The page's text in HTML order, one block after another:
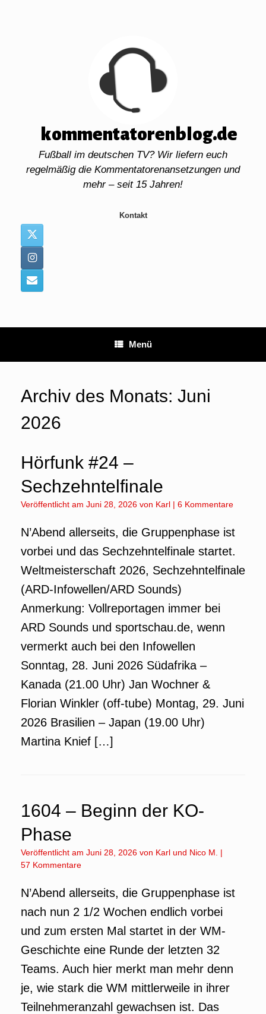
kommentatorenblog.de
Fußball im deutschen TV? Wir liefern euch
regelmäßig die Kommentatorenansetzungen und
mehr – seit 15 Jahren!
Kontakt
Menü
Archiv des Monats: Juni
2026
Hörfunk #24 –
Sechzehntelfinale
Veröffentlicht am Juni 28, 2026 von Karl | 6 Kommentare
N’Abend allerseits, die Gruppenphase ist
vorbei und das Sechzehntelfinale startet.
Weltmeisterschaft 2026, Sechzehntelfinale
(ARD-Infowellen/ARD Sounds)
Anmerkung: Vollreportagen immer bei
ARD Sounds und sportschau.de, wenn
vermerkt auch bei den Infowellen
Sonntag, 28. Juni 2026 Südafrika –
Kanada (21.00 Uhr) Jan Wochner &
Florian Winkler (off-tube) Montag, 29. Juni
2026 Brasilien – Japan (19.00 Uhr)
Martina Knief […]
1604 – Beginn der KO-
Phase
Veröffentlicht am Juni 28, 2026 von Karl und Nico M.
|
57 Kommentare
N’Abend allerseits, die Gruppenphase ist
nach nun 2 1/2 Wochen endlich vorbei
und zum ersten Mal startet in der WM-
Geschichte eine Runde der letzten 32
Teams. Auch hier merkt man mehr denn
je, wie stark die WM mittlerweile in ihrer
Teilnehmeranzahl gewachsen ist. Das